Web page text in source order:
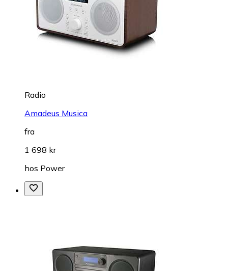
Radio
Amadeus Musica
fra
1 698 kr
hos Power